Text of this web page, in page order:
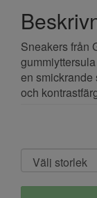
Sneakers från
en smickrande
och